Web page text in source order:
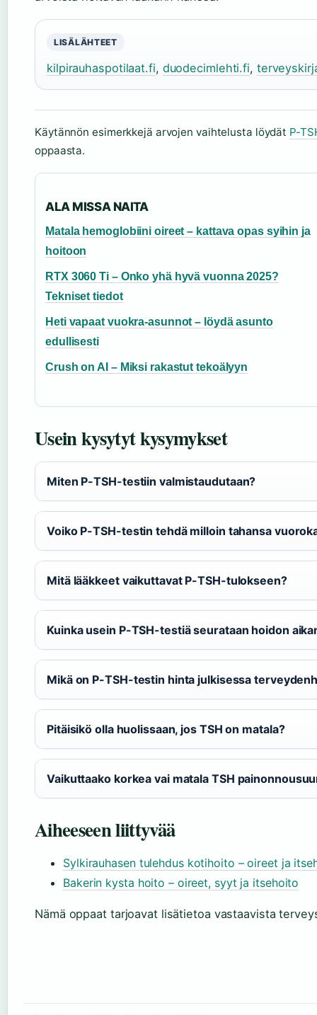
LISÄLÄHTEET
kilpirauhaspotilaat.fi, duodecimlehti.fi,
Käytännön esimerkkejä arvojen vaihtelusta löydät P-
oppaasta.
ALA MISSA NAITA
Matala hemoglobiini oireet – kattava opas syihin ja
hoitoon
RTX 3060 Ti – Onko yhä hyvä vuonna 2025?
Tekniset tiedot
Heti vapaat vuokra-asunnot – löydä asunto
edullisesti
Crush on AI – Miksi rakastut tekoälyyn
Usein kysytyt kysymykset
Miten P-TSH-testiin valmistaudutaan?
Voiko P-TSH-testin tehdä milloin tahansa
Mitä lääkkeet vaikuttavat P-TSH-tulokseen?
Kuinka usein P-TSH-testiä seurataan hoidon
Mikä on P-TSH-testin hinta julkisessa
Pitäisikö olla huolissaan, jos TSH on matala?
Vaikuttaako korkea vai matala TSH
Aiheeseen liittyvää
Sylkirauhasen tulehdus kotihoito – oireet ja
Bakerin kysta hoito – oireet, syyt ja itsehoito
Nämä oppaat tarjoavat lisätietoa vastaavista